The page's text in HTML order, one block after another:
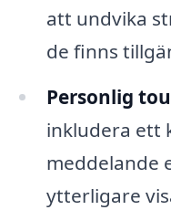
att undvika
de finns
Personlig
inkludera ett
meddelande
ytterligare